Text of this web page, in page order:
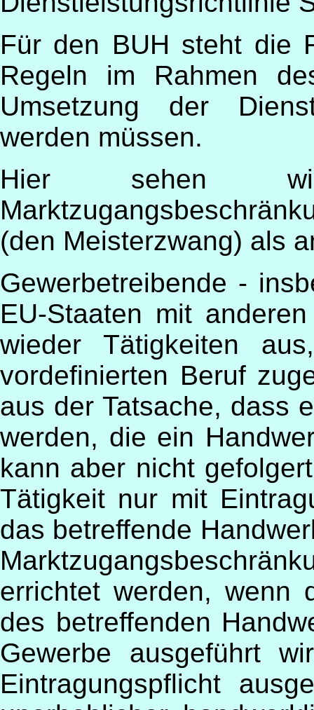
Für den BUH steht die
Regeln im Rahmen
Umsetzung der
werden müssen.
Hier sehen
(den Meisterzwang) als
Gewerbetreibende -
EU-Staaten mit
wieder Tätigkeiten
vordefinierten Beruf
aus der Tatsache, dass
werden, die ein
kann aber nicht
Tätigkeit nur mit
das betreffende
errichtet werden, wenn
des betreffenden
Gewerbe ausgeführt
Eintragungspflicht